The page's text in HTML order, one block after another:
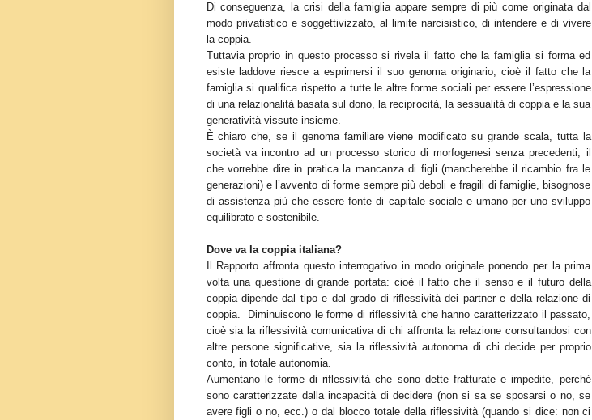
Di conseguenza, la crisi della famiglia appare sempre di più come originata dal
modo privatistico e soggettivizzato, al limite narcisistico, di intendere e di vivere
la coppia.
Tuttavia proprio in questo processo si rivela il fatto che la famiglia si forma ed
esiste laddove riesce a esprimersi il suo genoma originario, cioè il fatto che la
famiglia si qualifica rispetto a tutte le altre forme sociali per essere l’espressione
di una relazionalità basata sul dono, la reciprocità, la sessualità di coppia e la sua
generatività vissute insieme.
È chiaro che, se il genoma familiare viene modificato su grande scala, tutta la
società va incontro ad un processo storico di morfogenesi senza precedenti, il
che vorrebbe dire in pratica la mancanza di figli (mancherebbe il ricambio fra le
generazioni) e l’avvento di forme sempre più deboli e fragili di famiglie, bisognose
di assistenza più che essere fonte di capitale sociale e umano per uno sviluppo
equilibrato e sostenibile.
Dove va la coppia italiana?
Il Rapporto affronta questo interrogativo in modo originale ponendo per la prima
volta una questione di grande portata: cioè il fatto che il senso e il futuro della
coppia dipende dal tipo e dal grado di riflessività dei partner e della relazione di
coppia. Diminuiscono le forme di riflessività che hanno caratterizzato il passato,
cioè sia la riflessività comunicativa di chi affronta la relazione consultandosi con
altre persone significative, sia la riflessività autonoma di chi decide per proprio
conto, in totale autonomia.
Aumentano le forme di riflessività che sono dette fratturate e impedite, perché
sono caratterizzate dalla incapacità di decidere (non si sa se sposarsi o no, se
avere figli o no, ecc.) o dal blocco totale della riflessività (quando si dice: non ci